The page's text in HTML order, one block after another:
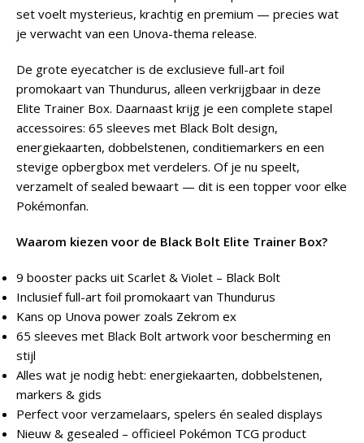
set voelt mysterieus, krachtig en premium — precies wat
je verwacht van een Unova-thema release.
De grote eyecatcher is de exclusieve full-art foil
promokaart van Thundurus, alleen verkrijgbaar in deze
Elite Trainer Box. Daarnaast krijg je een complete stapel
accessoires: 65 sleeves met Black Bolt design,
energiekaarten, dobbelstenen, conditiemarkers en een
stevige opbergbox met verdelers. Of je nu speelt,
verzamelt of sealed bewaart — dit is een topper voor elke
Pokémonfan.
Waarom kiezen voor de Black Bolt Elite Trainer Box?
9 booster packs uit Scarlet & Violet – Black Bolt
Inclusief full-art foil promokaart van Thundurus
Kans op Unova power zoals Zekrom ex
65 sleeves met Black Bolt artwork voor bescherming en
stijl
Alles wat je nodig hebt: energiekaarten, dobbelstenen,
markers & gids
Perfect voor verzamelaars, spelers én sealed displays
Nieuw & gesealed – officieel Pokémon TCG product